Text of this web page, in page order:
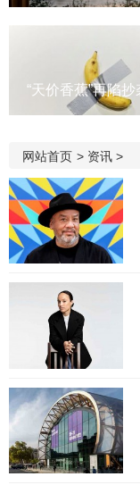
网站首页 > 资讯 >